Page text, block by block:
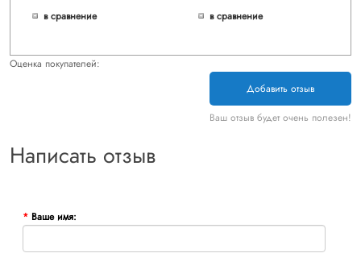
в сравнение
в сравнение
Оценка покупателей:
Добавить отзыв
Ваш отзыв будет очень полезен!
Написать отзыв
Ваше имя: